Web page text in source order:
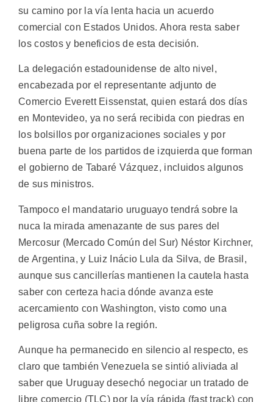
su camino por la vía lenta hacia un acuerdo
comercial con Estados Unidos. Ahora resta saber
los costos y beneficios de esta decisión.
La delegación estadounidense de alto nivel,
encabezada por el representante adjunto de
Comercio Everett Eissenstat, quien estará dos días
en Montevideo, ya no será recibida con piedras en
los bolsillos por organizaciones sociales y por
buena parte de los partidos de izquierda que forman
el gobierno de Tabaré Vázquez, incluidos algunos
de sus ministros.
Tampoco el mandatario uruguayo tendrá sobre la
nuca la mirada amenazante de sus pares del
Mercosur (Mercado Común del Sur) Néstor Kirchner,
de Argentina, y Luiz Inácio Lula da Silva, de Brasil,
aunque sus cancillerías mantienen la cautela hasta
saber con certeza hacia dónde avanza este
acercamiento con Washington, visto como una
peligrosa cuña sobre la región.
Aunque ha permanecido en silencio al respecto, es
claro que también Venezuela se sintió aliviada al
saber que Uruguay desechó negociar un tratado de
libre comercio (TLC) por la vía rápida (fast track) con